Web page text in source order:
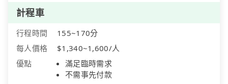
計程車
行程時間
155~170分
每人價格
$1,340~1,600/人
優點
滿足臨時需求
不需事先付款